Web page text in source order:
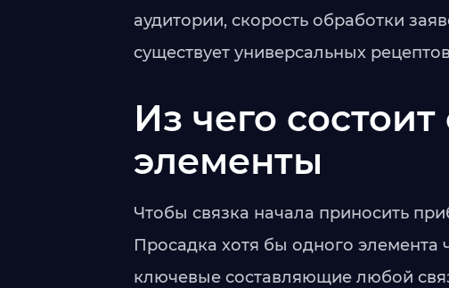
аудитории, скорость обработки
существует универсальных
Из чего
элементы
Чтобы связка начала приносить
Просадка хотя бы одного
ключевые составляющие любой